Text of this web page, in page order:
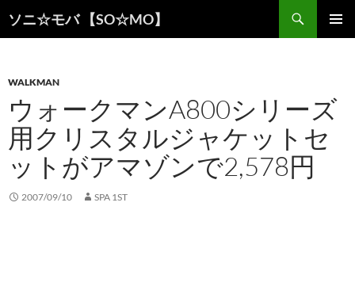
ソニ☆モバ 【SO☆MO】
索
ン
へ
ス
キ
ッ
プ
WALKMAN
ウォークマンA800シリーズ
用クリスタルジャケットセ
ットがアマゾンで2,578円
2007/09/10 SPA 1ST